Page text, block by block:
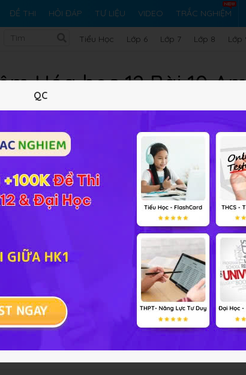
ĐỀ THI HỎI ĐÁP TƯ LIỆU VIDEO TRẮC NGHIỆM
Tiểu Học Lớp 6 Lớp 7 Lớp 8 Lớp
Hóa học 12 Bài 10
khái niệm,tính chất hóa học củaAmino axit
và nhấn
axit hoặc kiềm. Mời các em cùng nhau tiến hành
chức:
QC